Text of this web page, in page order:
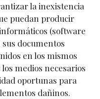
la inexistencia
puedan producir
(software
documentos
en los mismos
medios necesarios
oportunas para
dañinos.